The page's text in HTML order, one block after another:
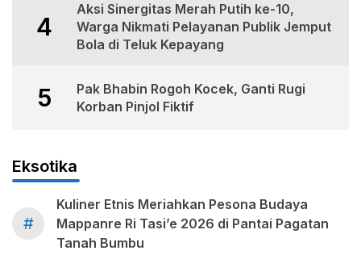
4
Aksi Sinergitas Merah Putih ke-10,
Warga Nikmati Pelayanan Publik Jemput
Bola di Teluk Kepayang
5
Pak Bhabin Rogoh Kocek, Ganti Rugi
Korban Pinjol Fiktif
Eksotika
#
Kuliner Etnis Meriahkan Pesona Budaya
Mappanre Ri Tasi’e 2026 di Pantai Pagatan
Tanah Bumbu